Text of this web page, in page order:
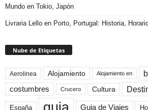
Mundo en Tokio, Japón
Livraria Lello en Porto, Portugal: Historia,
Nube de Etiquetas
Aerolinea Alojamiento Alojamiento en
costumbres Crucero Cultura
España Guia de Viajes